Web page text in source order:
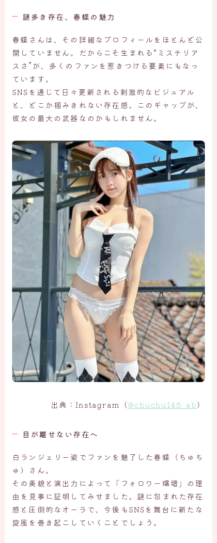
謎多き存在、春蝶の魅力
春蝶さんは、その詳細なプロフィールをほとんど公
開していません。だからこそ生まれる“ミステリア
スさ”が、多くのファンを惹きつける要素にもなっ
ています。
SNSを通じて日々更新される刺激的なビジュアル
と、どこか掴みきれない存在感。このギャップが、
彼女の最大の武器なのかもしれません。
出典：Instagram（@chuchu148_ab）
目が離せない存在へ
白ランジェリー姿でファンを魅了した春蝶（ちゅち
ゅ）さん。
その美貌と演出力によって「フォロワー爆増」の理
由を見事に証明してみせました。謎に包まれた存在
感と圧倒的なオーラで、今後もSNSを舞台に新たな
旋風を巻き起こしていくことでしょう。